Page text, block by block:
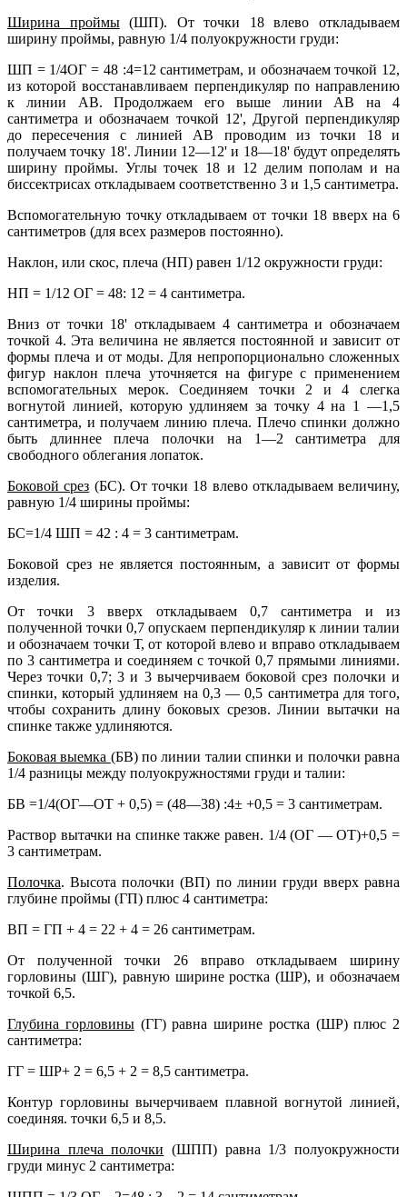
Ширина проймы(ШП). От точки 18 влево откладываем
ширину проймы, равную 1/4 полуокружности груди:
ШП = 1/4ОГ = 48 :4=12 сантиметрам, и обозначаем точкой 12,
из которой восстанавливаем перпендикуляр по направлению
к линии АВ. Продолжаем его выше линии АВ на 4
сантиметра и обозначаем точкой 12', Другой перпендикуляр
до пересечения с линией АВ проводим из точки 18 и
получаем точку 18'. Линии 12—12' и 18—18' будут определять
ширину проймы. Углы точек 18 и 12 делим пополам и на
биссектрисах откладываем соответственно 3 и 1,5 сантиметра.
Вспомогательную точку откладываем от точки 18 вверх на 6
сантиметров (для всех размеров постоянно).
Наклон, или скос, плеча (НП) равен 1/12 окружности груди:
НП = 1/12 ОГ = 48: 12 = 4 сантиметра.
Вниз от точки 18' откладываем 4 сантиметра и обозначаем
точкой 4. Эта величина не является постоянной и зависит от
формы плеча и от моды. Для непропорционально сложенных
фигур наклон плеча уточняется на фигуре с применением
вспомогательных мерок. Соединяем точки 2 и 4 слегка
вогнутой линией, которую удлиняем за точку 4 на 1 —1,5
сантиметра, и получаем линию плеча. Плечо спинки должно
быть длиннее плеча полочки на 1—2 сантиметра для
свободного облегания лопаток.
Боковой срез (БС). От точки 18 влево откладываем величину,
равную 1/4 ширины проймы:
БС=1/4 ШП = 42 : 4 = 3 сантиметрам.
Боковой срез не является постоянным, а зависит от формы
изделия.
От точки 3 вверх откладываем 0,7 сантиметра и из
полученной точки 0,7 опускаем перпендикуляр к линии талии
и обозначаем точки Т, от которой влево и вправо откладываем
по 3 сантиметра и соединяем с точкой 0,7 прямыми линиями.
Через точки 0,7; 3 и 3 вычерчиваем боковой срез полочки и
спинки, который удлиняем на 0,3 — 0,5 сантиметра для того,
чтобы сохранить длину боковых срезов. Линии вытачки на
спинке также удлиняются.
Боковая выемка (БВ) по линии талии спинки и полочки равна
1/4 разницы между полуокружностями груди и талии:
БВ =1/4(ОГ—ОТ + 0,5) = (48—38) :4± +0,5 = 3 сантиметрам.
Раствор вытачки на спинке также равен. 1/4 (ОГ — ОТ)+0,5 =
3 сантиметрам.
Полочка. Высота полочки (ВП) по линии груди вверх равна
глубине проймы (ГП) плюс 4 сантиметра:
ВП = ГП + 4 = 22 + 4 = 26 сантиметрам.
От полученной точки 26 вправо откладываем ширину
горловины (ШГ), равную ширине ростка (ШР), и обозначаем
точкой 6,5.
Глубина горловины(ГГ) равна ширине ростка (ШР) плюс 2
сантиметра:
ГГ = ШР+ 2 = 6,5 + 2 = 8,5 сантиметра.
Контур горловины вычерчиваем плавной вогнутой линией,
соединяя. точки 6,5 и 8,5.
Ширина плеча полочки (ШПП) равна 1/3 полуокружности
груди минус 2 сантиметра: